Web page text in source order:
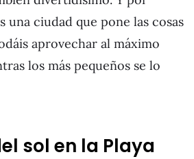
una ciudad que pone las cosas
aprovechar al máximo
los más pequeños se lo
sol en la Playa